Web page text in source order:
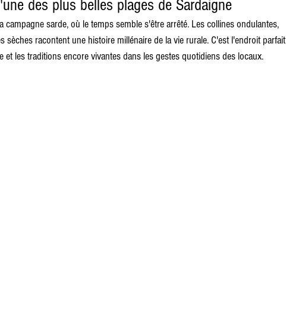
des plus belles plages de Sardaigne
sarde, où le temps semble s'être arrêté. Les collines ondulantes,
sèches racontent une histoire millénaire de la vie rurale. C'est l'endroit parfait
et les traditions encore vivantes dans les gestes quotidiens des locaux.